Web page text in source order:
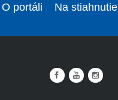
O portáli Na stiahnutie